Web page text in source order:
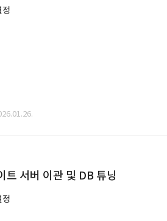
정
트 서버 이관 및 DB 튜닝
정